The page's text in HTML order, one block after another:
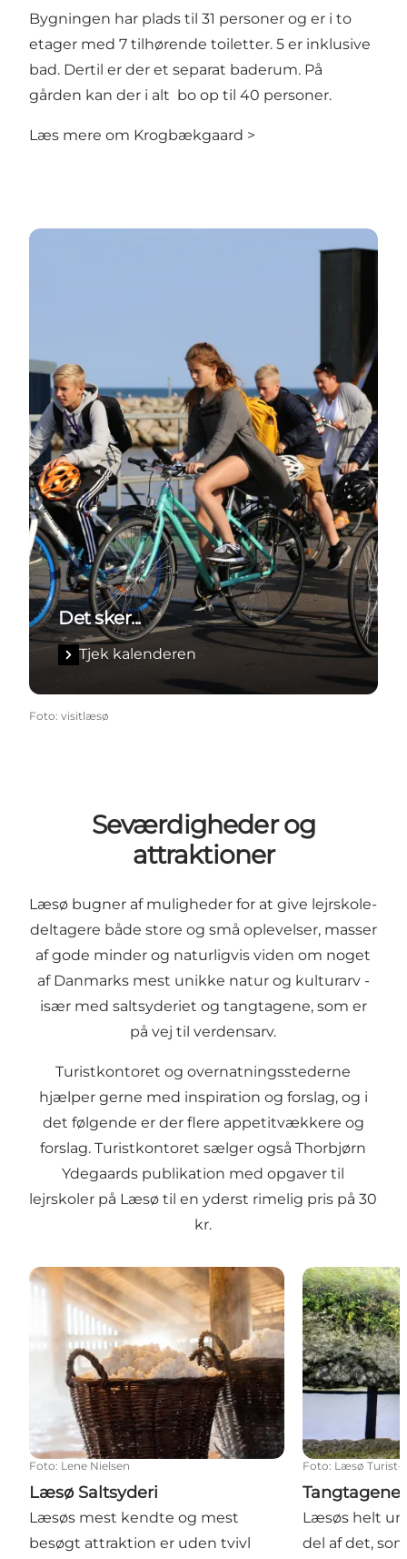
Bygningen har plads til 31 personer og er i to
etager med 7 tilhørende toiletter. 5 er inklusive
bad. Dertil er der et separat baderum. På
gården kan der i alt bo op til 40 personer.
Læs mere om Krogbækgaard >
Det sker...
Det sker...
Tjek kalenderen
Foto: visitlæsø
Seværdigheder og
attraktioner
Læsø bugner af muligheder for at give lejrskole-
deltagere både store og små oplevelser, masser
af gode minder og naturligvis viden om noget
af Danmarks mest unikke natur og kulturarv -
især med saltsyderiet og tangtagene, som er
på vej til verdensarv.
Turistkontoret og overnatningsstederne
hjælper gerne med inspiration og forslag, og i
det følgende er der flere appetitvækkere og
forslag. Turistkontoret sælger også Thorbjørn
Ydegaards publikation med opgaver til
lejrskoler på Læsø til en yderst rimelig pris på 30
kr.
Læsø Saltsyderi
Foto: Lene Nielsen
Læsø Saltsyderi
Læsøs mest kendte og mest
besøgt attraktion er uden tvivl
Tangtagene
Foto: Læsø Turist-
Læsøs helt
del af det,